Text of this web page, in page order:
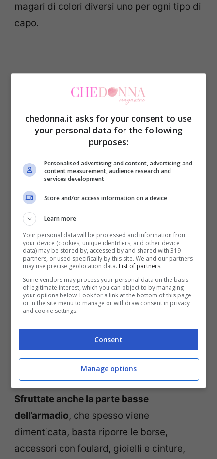
magari di colori diversi uno per ogni tipo di
capo.
Sfruttate anche la parte basse
dell’armadio, che spesso viene
dimenticata, basta riporre le borse,
accessori con foulard, gioielli e cinture,
chedonna.it asks for your consent to use
your personal data for the following
purposes:
Personalised advertising and content, advertising and
content measurement, audience research and
services development
Store and/or access information on a device
Learn more
Your personal data will be processed and information from
your device (cookies, unique identifiers, and other device
data) may be stored by, accessed by and shared with 319
partners, or used specifically by this site. We and our partners
may use precise geolocation data. List of partners.
Some vendors may process your personal data on the basis
of legitimate interest, which you can object to by managing
your options below. Look for a link at the bottom of this page
or in the site menu to manage or withdraw consent in privacy
and cookie settings.
Consent
Manage options